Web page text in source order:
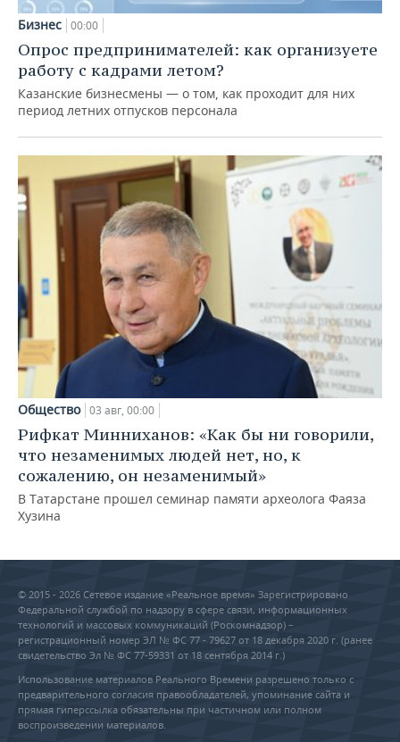
Бизнес 00:00
Опрос предпринимателей: как организуете
работу с кадрами летом?
Казанские бизнесмены — о том, как проходит для них
период летних отпусков персонала
Общество 03 авг, 00:00
Рифкат Минниханов: «Как бы ни говорили,
что незаменимых людей нет, но, к
сожалению, он незаменимый»
В Татарстане прошел семинар памяти археолога Фаяза
Хузина
© 2015 - 2026 Сетевое издание «Реальное время» Зарегистрировано
Федеральной службой по надзору в сфере связи, информационных
технологий и массовых коммуникаций (Роскомнадзор) –
регистрационный номер ЭЛ № ФС 77 - 79627 от 18 декабря 2020 г. (ранее
свидетельство Эл № ФС 77-59331 от 18 сентября 2014 г.)
Использование материалов Реального Времени разрешено только с
предварительного согласия правообладателей, упоминание сайта и
прямая гиперссылка обязательны при частичном или полном
воспроизведении материалов.